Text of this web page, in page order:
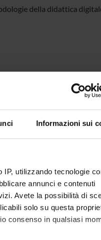
Informazioni sui
utilizzando tecnologie
annunci e contenuti
Avete la possibilità di
solo su questa
consenso in qualsiasi
della didattica